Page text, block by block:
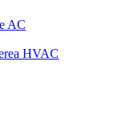
AC
HVAC